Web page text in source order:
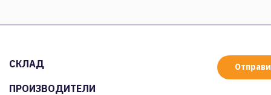
СКЛАД
ПРОИЗВОДИТЕЛИ